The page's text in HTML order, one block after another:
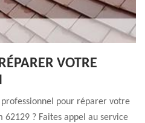
VOTRE
professionnel pour réparer votre
? Faites appel au service